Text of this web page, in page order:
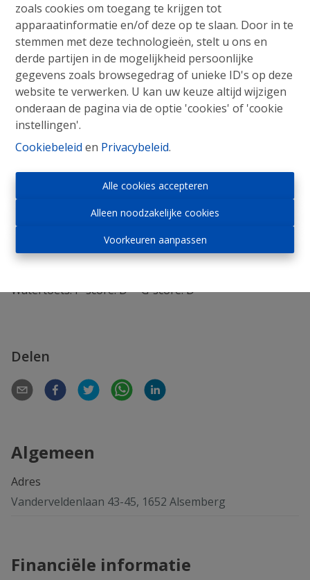
zoals cookies om toegang te krijgen tot
apparaatinformatie en/of deze op te slaan. Door in te
stemmen met deze technologieën, stelt u ons en
derde partijen in de mogelijkheid persoonlijke
gegevens zoals browsegedrag of unieke ID's op deze
website te verwerken. U kan uw keuze altijd wijzigen
onderaan de pagina via de optie 'cookies' of 'cookie
instellingen'.
Cookiebeleid en Privacybeleid.
Alle cookies accepteren
Alleen noodzakelijke cookies
Voorkeuren aanpassen
Opbrengsteigendom bestaande uit 2
appartementen, garage, ruime tuin, rustige
ligging
Een opbrengsteigendom bestaande uit 2
appartementen: gelijkvloers en duplex-appartement
1ste en 2de verdieping.
Gelegen in het centrum van Alsemberg, doch in een
rustige doodlopende straat.
Perceelsoppervlakte: 8a60
Renovatieverplichting van toepassing
Kadastraal inkomen niet-geïndexeerd: 2.231 euro
Watertoets: P-score: D G-score: D
Delen
Algemeen
Adres
Vanderveldenlaan 43-45, 1652 Alsemberg
Financiële informatie